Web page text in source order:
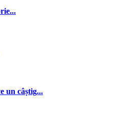
un câștig...